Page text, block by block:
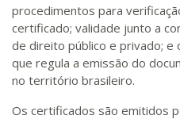
procedimentos para
certificado; validade junto a
de direito público e privado; e
que regula a emissão do
no território brasileiro.
Os certificados são emitidos